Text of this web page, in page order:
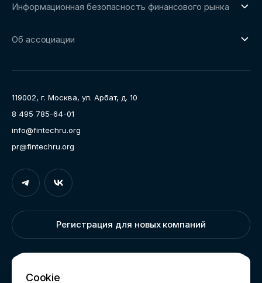
Рабочие группы
Площадка пилотного тестирования
Информационная безопасность финансового рынка
Направления работы
Об ассоциации
Карьера
Контакты
Документы
119002, г. Москва, ул. Арбат, д. 10
8 495 785-64-01
info@fintechru.org
pr@fintechru.org
Регистрация для новых компаний
Cookie
Вход
Укажите вашу корпоративную почту. На неё мы вышлем
ссылку для входа